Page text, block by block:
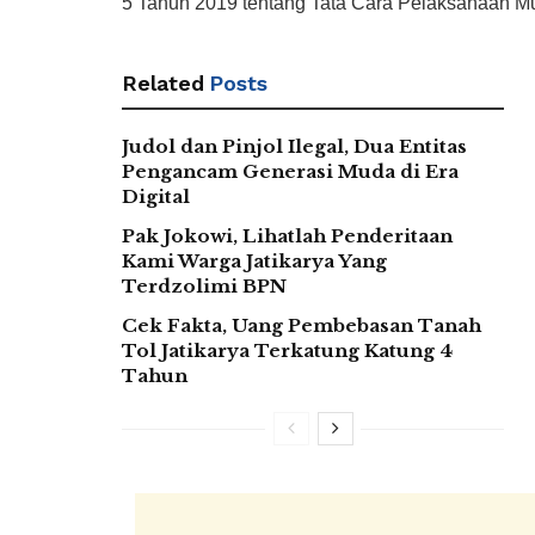
Related Posts
Judol dan Pinjol Ilegal, Dua Entitas
Pengancam Generasi Muda di Era
Digital
Pak Jokowi, Lihatlah Penderitaan
Kami Warga Jatikarya Yang
Terdzolimi BPN
Cek Fakta, Uang Pembebasan Tanah
Tol Jatikarya Terkatung Katung 4
Tahun